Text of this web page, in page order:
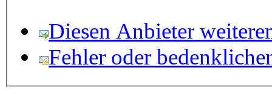
Diesen Anbieter
Fehler oder